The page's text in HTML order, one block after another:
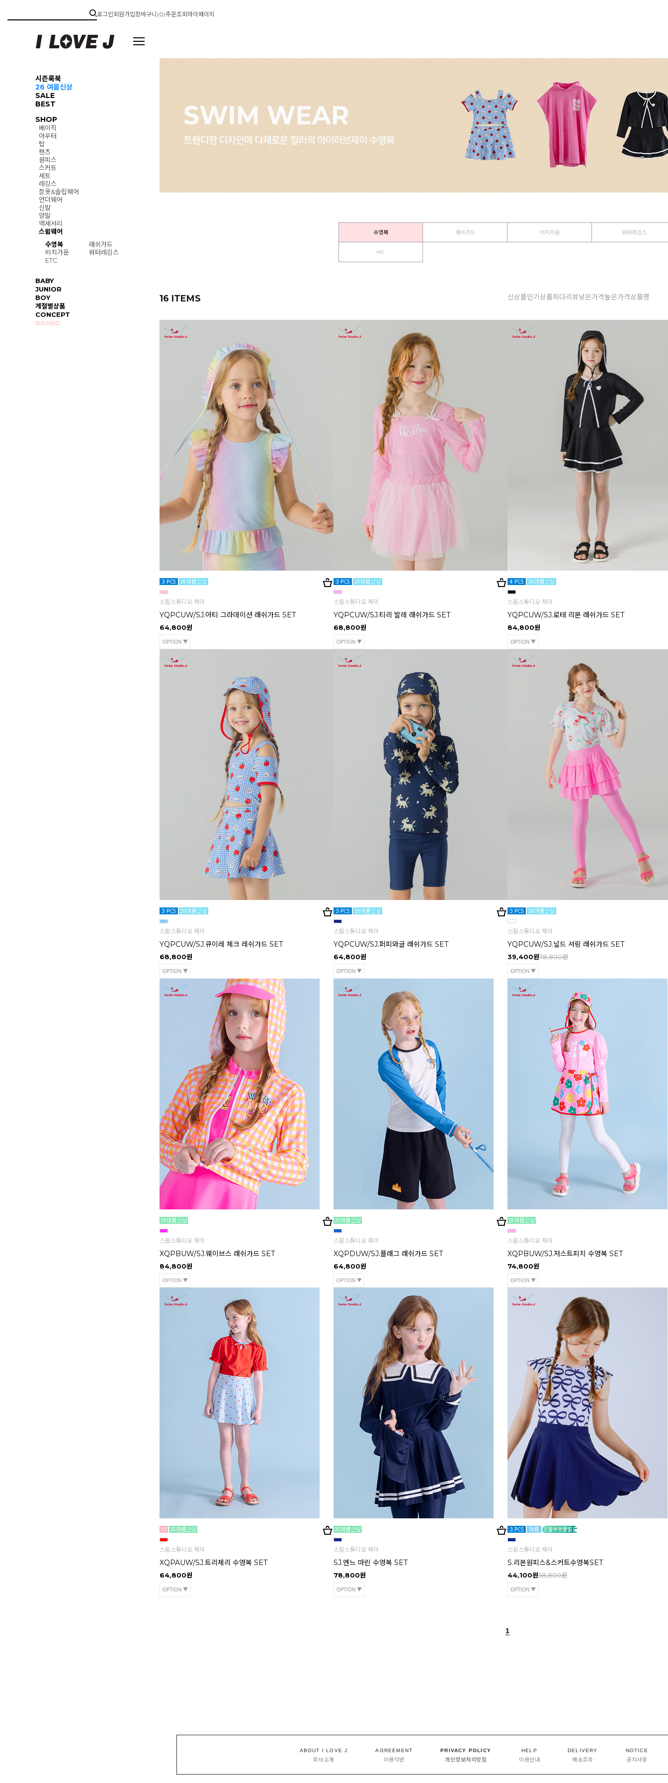
로그인회원가입장바구니(0)주문조회마이페이지
시즌룩북
26 여름신상
SALE
BEST
SHOP
베이직
아우터
탑
팬츠
원피스
스커트
세트
레깅스
잠옷&슬립웨어
언더웨어
신발
양말
액세서리
스윔웨어
수영복
래쉬가드
비치가운
워터레깅스
ETC
BABY
JUNIOR
BOY
계절별상품
CONCEPT
BRAND
수영복 래쉬가드 비치가운 워터레깅스
etc
16 ITEMS 신상품인기상품최다리뷰낮은가격높은가격상품명
스윔스튜디오 제이
YQPCUW/SJ.아티 그라데이션 래쉬가드 SET
64,800원
스윔스튜디오 제이
YQPCUW/SJ.티리 발레 래쉬가드 SET
68,800원
스윔스튜디오 제이
YQPCUW/SJ.로테 리본 래쉬가드 SET
84,800원
스윔스튜디오 제이
YQPCUW/SJ.큐이레 체크 레쉬가드 SET
68,800원
스윔스튜디오 제이
YQPCUW/SJ.퍼피와글 래쉬가드 SET
64,800원
스윔스튜디오 제이
YQPCUW/SJ.널드 셔링 래쉬가드 SET
39,400원78,800원
스윔스튜디오 제이
XQPBUW/SJ.웨이브스 래쉬가드 SET
84,800원
스윔스튜디오 제이
XQPDUW/SJ.플래그 래쉬가드 SET
64,800원
스윔스튜디오 제이
XQPBUW/SJ.저스트피치 수영복 SET
74,800원
스윔스튜디오 제이
XQPAUW/SJ.트리체리 수영복 SET
64,800원
스윔스튜디오 제이
SJ.엔느 마린 수영복 SET
78,800원
스윔스튜디오 제이
S.리본원피스&스커트수영복SET
44,100원58,800원
1
ABOUT I LOVE J
회사소개
AGREEMENT
이용약관
PRIVACY POLICY
개인정보처리방침
HELP
이용안내
DELIVERY
배송조회
NOTICE
공지사항